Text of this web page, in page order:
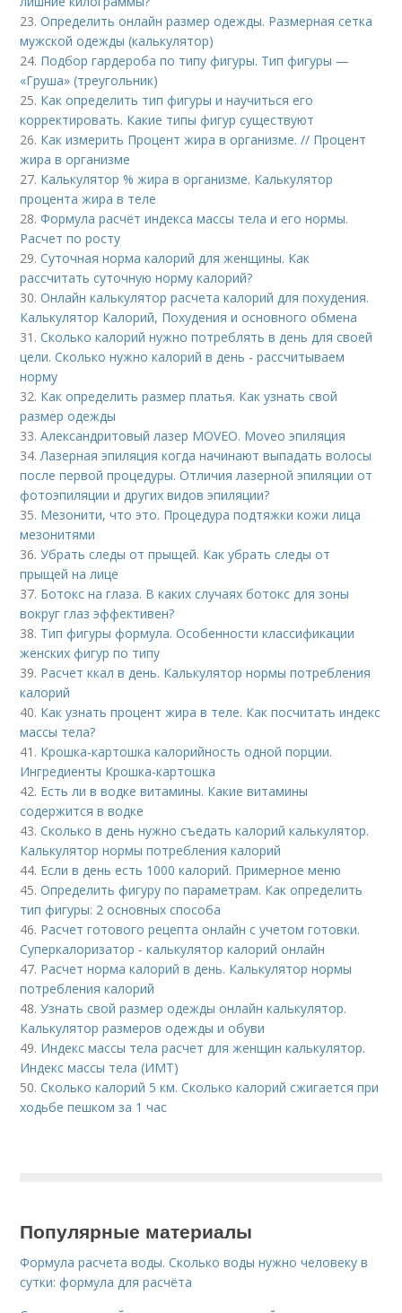
23.Определить онлайн размер одежды. Размерная сетка
мужской одежды (калькулятор)
24. Подбор гардероба по типу фигуры. Тип фигуры —
«Груша» (треугольник)
25. Как определить тип фигуры и научиться его
корректировать. Какие типы фигур существуют
26. Как измерить Процент жира в организме. // Процент
жира в организме
27. Калькулятор % жира в организме. Калькулятор
процента жира в теле
28.Формула расчёт индекса массы тела и его нормы.
Расчет по росту
29.Суточная норма калорий для женщины. Как
рассчитать суточную норму калорий?
30.Онлайн калькулятор расчета калорий для похудения.
Калькулятор Калорий, Похудения и основного обмена
31.Сколько калорий нужно потреблять в день для своей
цели. Сколько нужно калорий в день - рассчитываем
норму
32. Как определить размер платья. Как узнать свой
размер одежды
33.Александритовый лазер MOVEO. Moveo эпиляция
34.Лазерная эпиляция когда начинают выпадать волосы
после первой процедуры. Отличия лазерной эпиляции от
фотоэпиляции и других видов эпиляции?
35. Мезонити, что это. Процедура подтяжки кожи лица
мезонитями
36.Убрать следы от прыщей. Как убрать следы от
прыщей на лице
37. Ботокс на глаза. В каких случаях ботокс для зоны
вокруг глаз эффективен?
38. Тип фигуры формула. Особенности классификации
женских фигур по типу
39. Расчет ккал в день. Калькулятор нормы потребления
калорий
40. Как узнать процент жира в теле. Как посчитать индекс
массы тела?
41. Крошка-картошка калорийность одной порции.
Ингредиенты Крошка-картошка
42. Есть ли в водке витамины. Какие витамины
содержится в водке
43.Сколько в день нужно съедать калорий калькулятор.
Калькулятор нормы потребления калорий
44. Если в день есть 1000 калорий. Примерное меню
45.Определить фигуру по параметрам. Как определить
тип фигуры: 2 основных способа
46. Расчет готового рецепта онлайн с учетом готовки.
Суперкалоризатор - калькулятор калорий онлайн
47. Расчет норма калорий в день. Калькулятор нормы
потребления калорий
48.Узнать свой размер одежды онлайн калькулятор.
Калькулятор размеров одежды и обуви
49. Индекс массы тела расчет для женщин калькулятор.
Индекс массы тела (ИМТ)
50.Сколько калорий 5 км. Сколько калорий сжигается при
ходьбе пешком за 1 час
Популярные материалы
Формула расчета воды. Сколько воды нужно человеку в
сутки: формула для расчёта